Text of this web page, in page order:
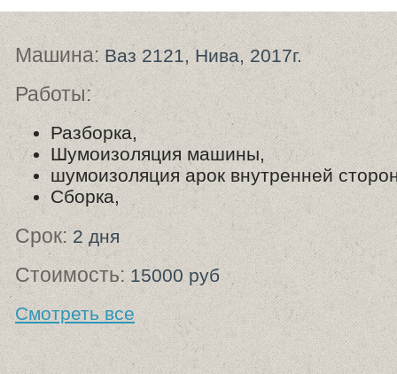
Машина: Ваз 2121, Нива, 2017г.
Работы:
Разборка,
Шумоизоляция машины,
шумоизоляция арок внутренней
Cборка,
Срок: 2 дня
Стоимость: 15000 руб
Смотреть все